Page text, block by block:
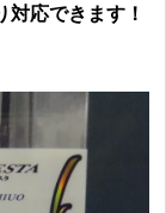
応できます！